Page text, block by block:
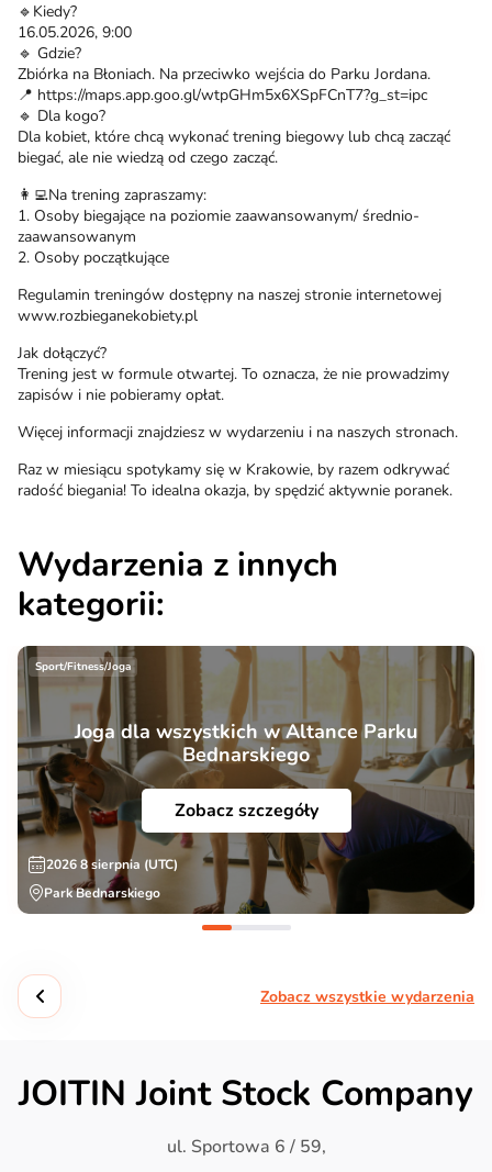
🔹Kiedy?
16.05.2026, 9:00
🔹 Gdzie?
Zbiórka na Błoniach. Na przeciwko wejścia do Parku Jordana.
📍 https://maps.app.goo.gl/wtpGHm5x6XSpFCnT7?g_st=ipc
🔹 Dla kogo?
Dla kobiet, które chcą wykonać trening biegowy lub chcą zacząć
biegać, ale nie wiedzą od czego zacząć.
👩‍💻Na trening zapraszamy:
1. Osoby biegające na poziomie zaawansowanym/ średnio-
zaawansowanym
2. Osoby początkujące
Regulamin treningów dostępny na naszej stronie internetowej
www.rozbieganekobiety.pl
Jak dołączyć?
Trening jest w formule otwartej. To oznacza, że nie prowadzimy
zapisów i nie pobieramy opłat.
Więcej informacji znajdziesz w wydarzeniu i na naszych stronach.
Raz w miesiącu spotykamy się w Krakowie, by razem odkrywać
radość biegania! To idealna okazja, by spędzić aktywnie poranek.
Wydarzenia z innych
kategorii:
Sport/Fitness/Joga
Joga dla wszystkich w Altance Parku
Bednarskiego
Zobacz szczegóły
2026 8 sierpnia (UTC)
Park Bednarskiego
Zobacz wszystkie wydarzenia
JOITIN Joint Stock Company
ul. Sportowa 6 / 59,